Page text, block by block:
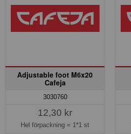
Adjustable foot M6x20
Cafeja
3030760
12,30 kr
Hel förpackning = 1*1 st